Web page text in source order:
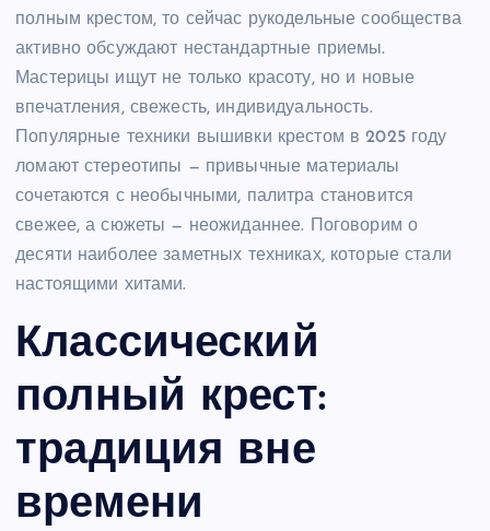
полным крестом, то сейчас рукодельные сообщества
активно обсуждают нестандартные приемы.
Мастерицы ищут не только красоту, но и новые
впечатления, свежесть, индивидуальность.
Популярные техники вышивки крестом в 2025 году
ломают стереотипы — привычные материалы
сочетаются с необычными, палитра становится
свежее, а сюжеты — неожиданнее. Поговорим о
десяти наиболее заметных техниках, которые стали
настоящими хитами.
Классический
полный крест:
традиция вне
времени